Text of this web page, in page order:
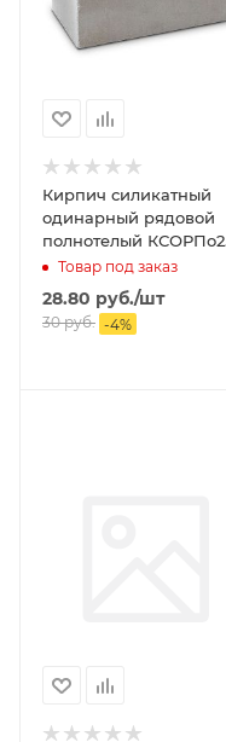
Кирпич силикатный
одинарный рядовой
полнотелый КСОРПо2
М-150 (белый) (Киров)
Товар под заказ
28.80 руб./шт
30руб. -4%